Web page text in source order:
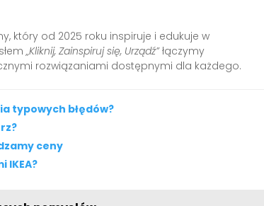
który od 2025 roku inspiruje i edukuje w
„Kliknij, Zainspiruj się, Urządź”łączymy
rozwiązaniami dostępnymi dla każdego.
typowych błędów?
ceny
IKEA?